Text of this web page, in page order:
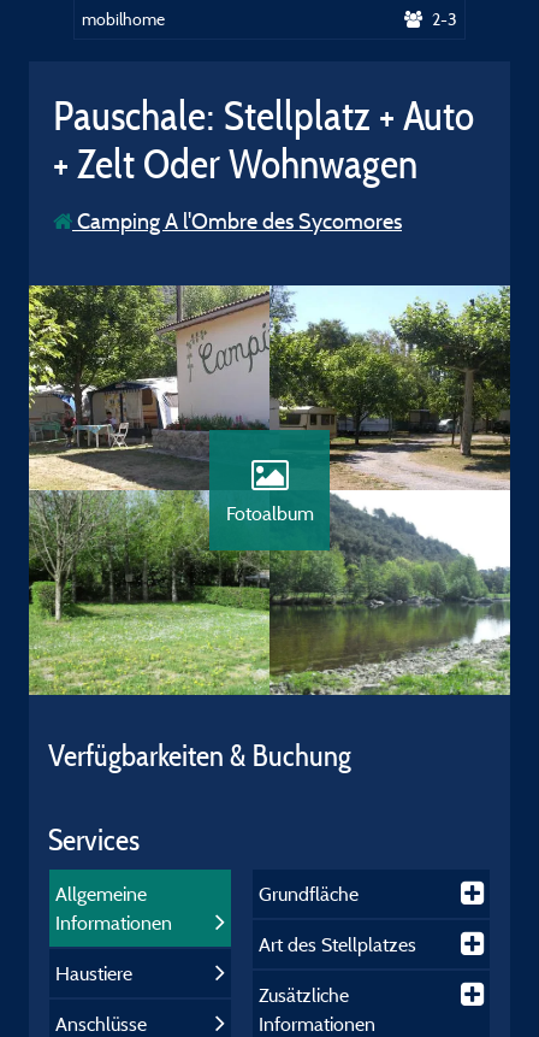
mobilhome 2-3
Pauschale: Stellplatz + Auto
+ Zelt Oder Wohnwagen
Camping A l'Ombre des Sycomores
Fotoalbum
Verfügbarkeiten & Buchung
Services
Allgemeine
Informationen
Haustiere
Anschlüsse
Grundfläche
Art des Stellplatzes
Zusätzliche
Informationen